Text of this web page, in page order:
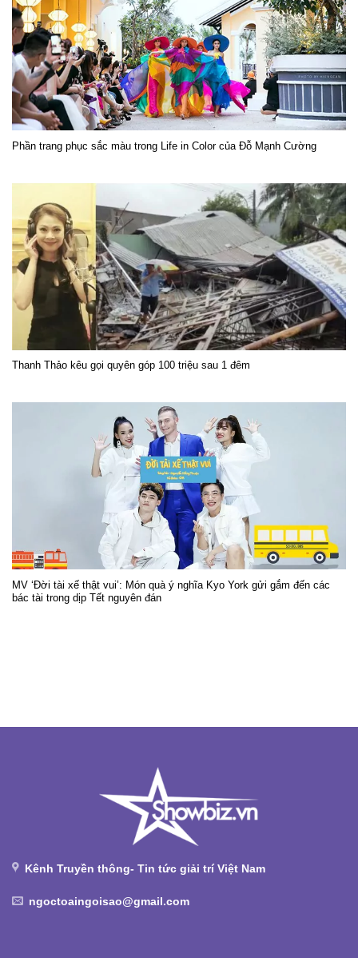
Phần trang phục sắc màu trong Life in Color của Đỗ Mạnh Cường
Thanh Thảo kêu gọi quyên góp 100 triệu sau 1 đêm
MV ‘Đời tài xế thật vui’: Món quà ý nghĩa Kyo York gửi gắm đến các
bác tài trong dịp Tết nguyên đán
Kênh Truyền thông- Tin tức giải trí Việt Nam
ngoctoaingoisao@gmail.com